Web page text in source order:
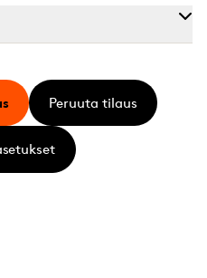
Peruuta tilaus